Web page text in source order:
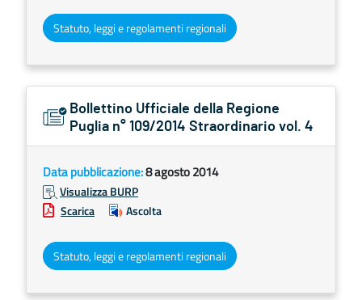
Statuto, leggi e regolamenti regionali
Bollettino Ufficiale della Regione
Puglia n° 109/2014 Straordinario vol. 4
Data pubblicazione:8 agosto 2014
Visualizza BURP
Scarica
Ascolta
Statuto, leggi e regolamenti regionali